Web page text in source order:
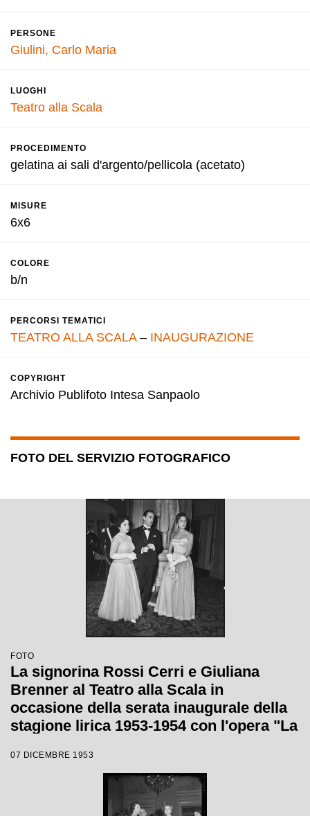
PERSONE
Giulini, Carlo Maria
LUOGHI
Teatro alla Scala
PROCEDIMENTO
gelatina ai sali d'argento/pellicola (acetato)
MISURE
6x6
COLORE
b/n
PERCORSI TEMATICI
TEATRO ALLA SCALA– INAUGURAZIONE
COPYRIGHT
Archivio Publifoto Intesa Sanpaolo
FOTO DEL SERVIZIO FOTOGRAFICO
FOTO
La signorina Rossi Cerri e Giuliana
Brenner al Teatro alla Scala in
occasione della serata inaugurale della
stagione lirica 1953-1954 con l'opera "La
Carlo Maria Giulini, con la regia di
Tatiana Pavlova
07 DICEMBRE 1953